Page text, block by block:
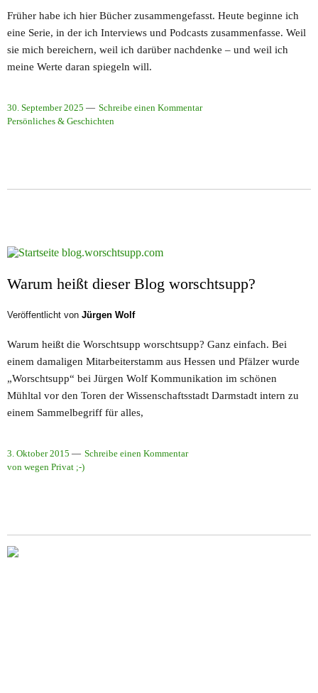
Früher habe ich hier Bücher zusammengefasst. Heute beginne ich
eine Serie, in der ich Interviews und Podcasts zusammenfasse. Weil
sie mich bereichern, weil ich darüber nachdenke – und weil ich
meine Werte daran spiegeln will.
30. September 2025
Schreibe einen Kommentar
Persönliches & Geschichten
Warum heißt dieser Blog worschtsupp?
Veröffentlicht von Jürgen Wolf
Warum heißt die Worschtsupp worschtsupp? Ganz einfach. Bei
einem damaligen Mitarbeiterstamm aus Hessen und Pfälzer wurde
„Worschtsupp“ bei Jürgen Wolf Kommunikation im schönen
Mühltal vor den Toren der Wissenschaftsstadt Darmstadt intern zu
einem Sammelbegriff für alles,
3. Oktober 2015
Schreibe einen Kommentar
von wegen Privat ;-)